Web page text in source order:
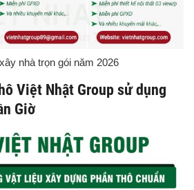
nhà trọn gói năm 2026
Việt Nhật Group sử dụng
Giờ